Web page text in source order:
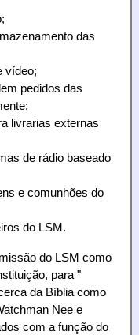
das
vídeo;
pedidos das
livrarias externas
de rádio baseado
e comunhões do
do LSM.
do LSM como
para "
da Bíblia como
Nee e
com a função do